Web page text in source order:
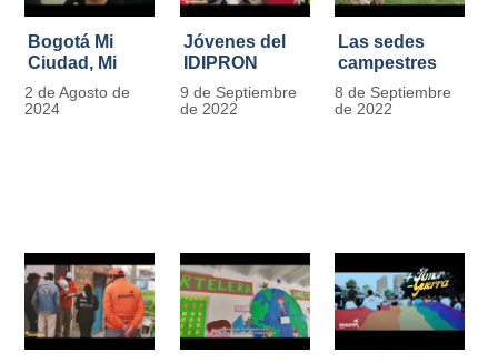
Bogotá Mi
Ciudad, Mi
Casa
2 de Agosto de
2024
Jóvenes del
IDIPRON
restauraron
más de 13.000
9 de Septiembre
de 2022
Las sedes
campestres
de IDIPRON
se convierten
8 de Septiembre
de 2022